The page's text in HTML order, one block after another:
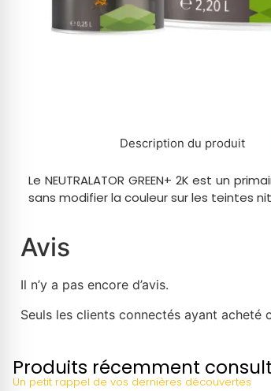
Description du produit
Le NEUTRALATOR GREEN+ 2K est un
sans modifier la couleur sur les teintes
Avis
Il n’y a pas encore d’avis.
Seuls les clients connectés ayant
Produits récemment
Un petit rappel de vos dernières découvertes